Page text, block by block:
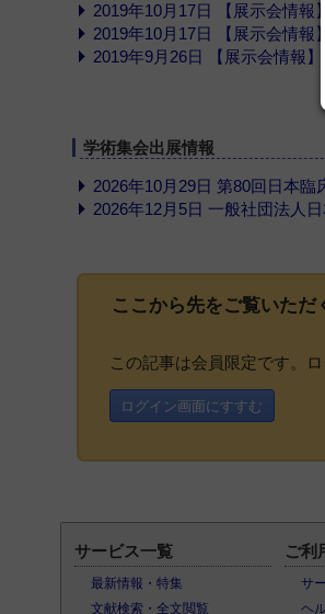
2019年10月17日 【展示会情
2019年10月17日 【展示会情報
2019年9月26日 【展示会情報
学術集会出展情報
2026年10月29日 第80回日本臨
2026年12月5日 一般社団法人
ここから先をご覧いただ
この記事は会員限定です。
ログイン画面にすすむ
サービス一覧
最新情報・特集
文献検索・全文閲覧
ご利
サ
ヘ